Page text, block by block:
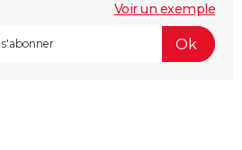
Voir un exemple